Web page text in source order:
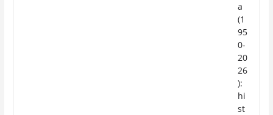
a
(1
95
0-
20
26
):
hi
st